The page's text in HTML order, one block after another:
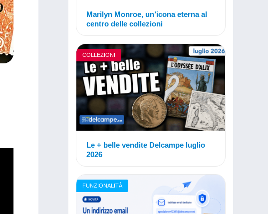
Marilyn Monroe, un’icona eterna al
centro delle collezioni
COLLEZIONI
Le + belle vendite Delcampe luglio
2026
FUNZIONALITÀ